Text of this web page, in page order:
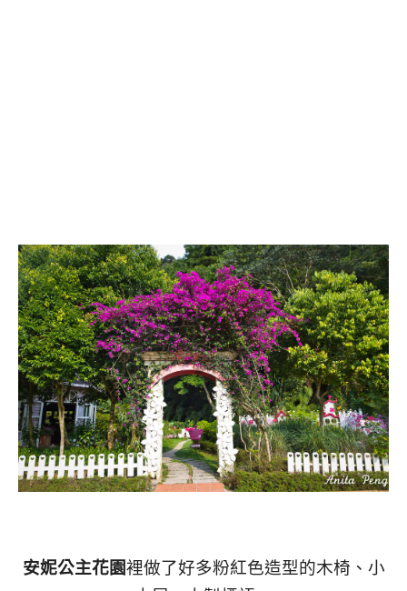
安妮公主花園裡做了好多粉紅色造型的木椅、小